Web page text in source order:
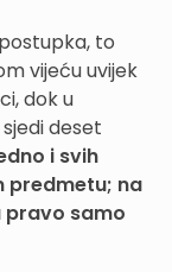
to
vijeću uvijek
dok u
deset
i svih
predmetu; na
pravo samo